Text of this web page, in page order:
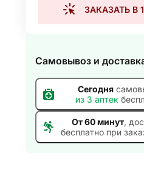
ЗАКАЗАТЬ В
Самовывоз и
Сегодня
из 3 аптек
От 60 минут,
бесплатно при